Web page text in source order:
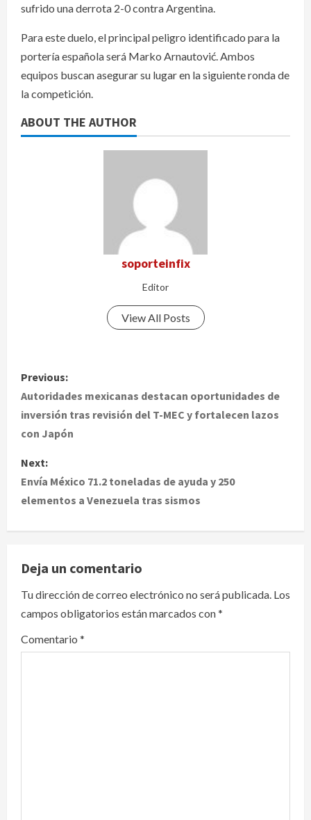
sufrido una derrota 2-0 contra Argentina.
Para este duelo, el principal peligro identificado para la
portería española será Marko Arnautović. Ambos
equipos buscan asegurar su lugar en la siguiente ronda de
la competición.
ABOUT THE AUTHOR
soporteinfix
Editor
View All Posts
P
o
s
t
n
i
g
a
Previous:
Autoridades mexicanas destacan oportunidades de
inversión tras revisión del T-MEC y fortalecen lazos
con Japón
Next:
Envía México 71.2 toneladas de ayuda y 250
elementos a Venezuela tras sismos
Deja un comentario
Tu dirección de correo electrónico no será publicada. Los
campos obligatorios están marcados con*
Comentario *